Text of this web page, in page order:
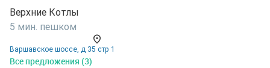
Верхние Котлы
5 мин. пешком
Варшавское шоссе, д 35 стр 1
Все предложения (3)